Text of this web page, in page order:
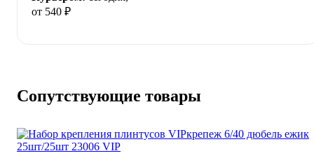
от 540 ₽
Сопутствующие товары